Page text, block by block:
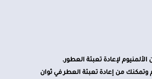
لإعادة تعبئة العطور.
من إعادة تعبئة العطر في ثوان